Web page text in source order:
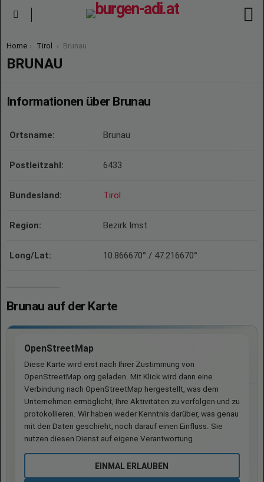
You are here:
Home Tirol Brunau
BRUNAU
Informationen über Brunau
Ortsname: Brunau
Postleitzahl: 6433
Bundesland: Tirol
Region: Bezirk Imst
Long/Lat: 10.866670° / 47.216670°
Brunau auf der Karte
OpenStreetMap
Diese Karte wird erst nach Ihrer Zustimmung von
OpenStreetMap.org geladen. Mit Klick wird dann eine
Verbindung nach OpenStreetMap hergestellt, was dem
Unternehmen ermöglicht, Ihre Aktivitäten zu verfolgen und zu
protokollieren. Wir haben weder Kenntnis darüber, was genau
mit den Daten geschieht, noch darauf einen Einfluss. Sie
nutzen diesen Dienst auf eigene Verantwortung.
EINMAL ERLAUBEN